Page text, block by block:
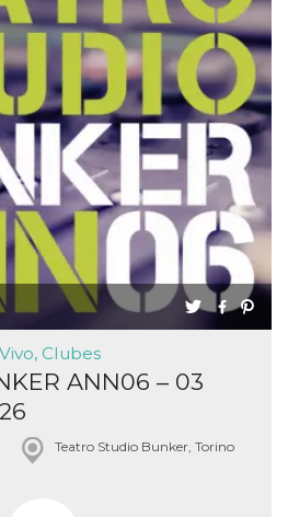
Clubes
ANN06 – 03
Teatro Studio Bunker, Torino